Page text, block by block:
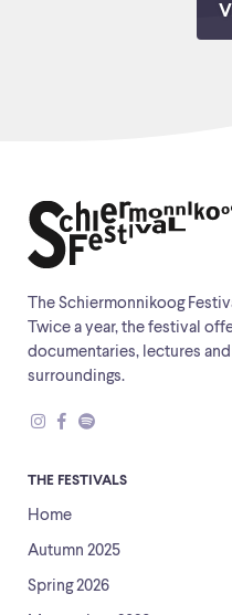
The Schiermonnikoog
Twice a year, the festival
documentaries, lectures
surroundings.
THE FESTIVALS
Home
Autumn 2025
Spring 2026